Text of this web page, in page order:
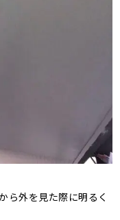
ら外を見た際に明るく